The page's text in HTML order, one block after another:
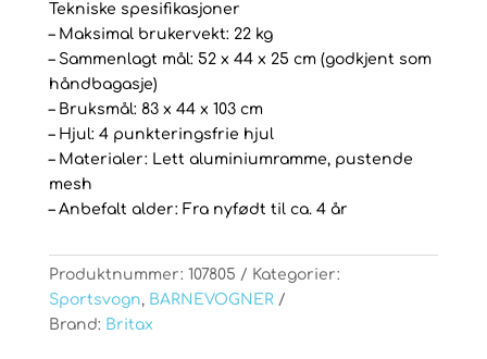
Tekniske spesifikasjoner
– Maksimal brukervekt: 22 kg
– Sammenlagt mål: 52 x 44 x 25 cm (godkjent som
håndbagasje)
– Bruksmål: 83 x 44 x 103 cm
– Hjul: 4 punkteringsfrie hjul
– Materialer: Lett aluminiumramme, pustende
mesh
– Anbefalt alder: Fra nyfødt til ca. 4 år
Produktnummer: 107805
Kategorier:
Sportsvogn, BARNEVOGNER
Brand: Britax